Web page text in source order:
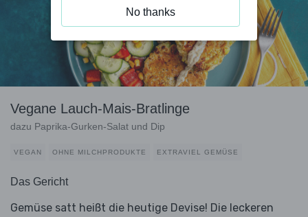
Vegane Lauch-Mais-Bratlinge
dazu Paprika-Gurken-Salat und Dip
VEGAN OHNE MILCHPRODUKTE EXTRAVIEL GEMÜSE
Das Gericht
Gemüse satt heißt die heutige Devise! Die leckeren
No thanks